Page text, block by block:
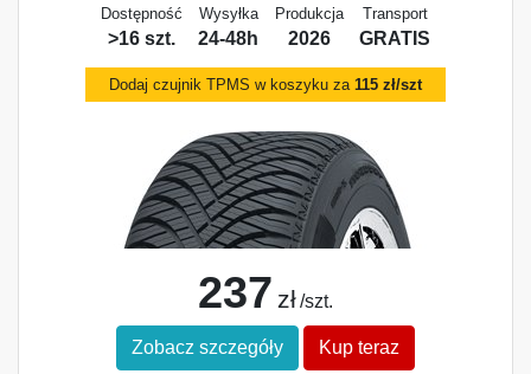
Dostępność
>16 szt.
Wysyłka
24-48h
Produkcja
2026
Transport
GRATIS
Dodaj czujnik TPMS w koszyku za 115 zł/szt
237 zł /szt.
Zobacz szczegóły Kup teraz